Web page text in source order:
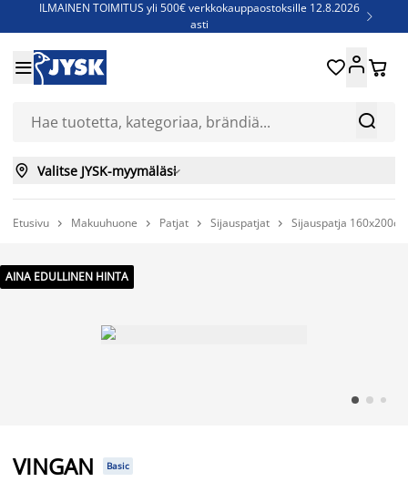
ILMAINEN TOIMITUS yli 500€ verkkokauppaostoksille 12.8.2026
asti

Jenkkisänkyjä - Säästä jopa 60%


 
 Valitse JYSK-myymäläsi
Etusivu  Makuuhuone  Patjat  Sijauspatjat  Sijauspatja
AINA EDULLINEN HINTA
VINGAN Basic